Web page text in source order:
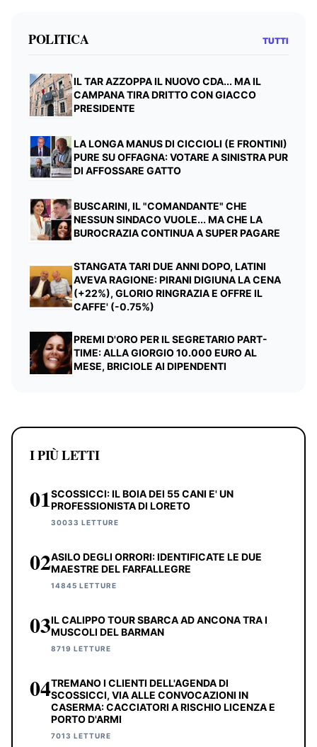
POLITICA TUTTI
IL TAR AZZOPPA IL NUOVO CDA... MA IL
CAMPANA TIRA DRITTO CON GIACCO
PRESIDENTE
LA LONGA MANUS DI CICCIOLI (E FRONTINI)
PURE SU OFFAGNA: VOTARE A SINISTRA PUR
DI AFFOSSARE GATTO
BUSCARINI, IL "COMANDANTE" CHE
NESSUN SINDACO VUOLE... MA CHE LA
BUROCRAZIA CONTINUA A SUPER PAGARE
STANGATA TARI DUE ANNI DOPO, LATINI
AVEVA RAGIONE: PIRANI DIGIUNA LA CENA
(+22%), GLORIO RINGRAZIA E OFFRE IL
CAFFE' (-0.75%)
PREMI D'ORO PER IL SEGRETARIO PART-
TIME: ALLA GIORGIO 10.000 EURO AL
MESE, BRICIOLE AI DIPENDENTI
I PIÙ LETTI
01SCOSSICCI: IL BOIA DEI 55 CANI E' UN
PROFESSIONISTA DI LORETO
30033 LETTURE
02ASILO DEGLI ORRORI: IDENTIFICATE LE DUE
MAESTRE DEL FARFALLEGRE
14845 LETTURE
03IL CALIPPO TOUR SBARCA AD ANCONA TRA I
MUSCOLI DEL BARMAN
8719 LETTURE
04TREMANO I CLIENTI DELL'AGENDA DI
SCOSSICCI, VIA ALLE CONVOCAZIONI IN
CASERMA: CACCIATORI A RISCHIO LICENZA E
PORTO D'ARMI
7013 LETTURE